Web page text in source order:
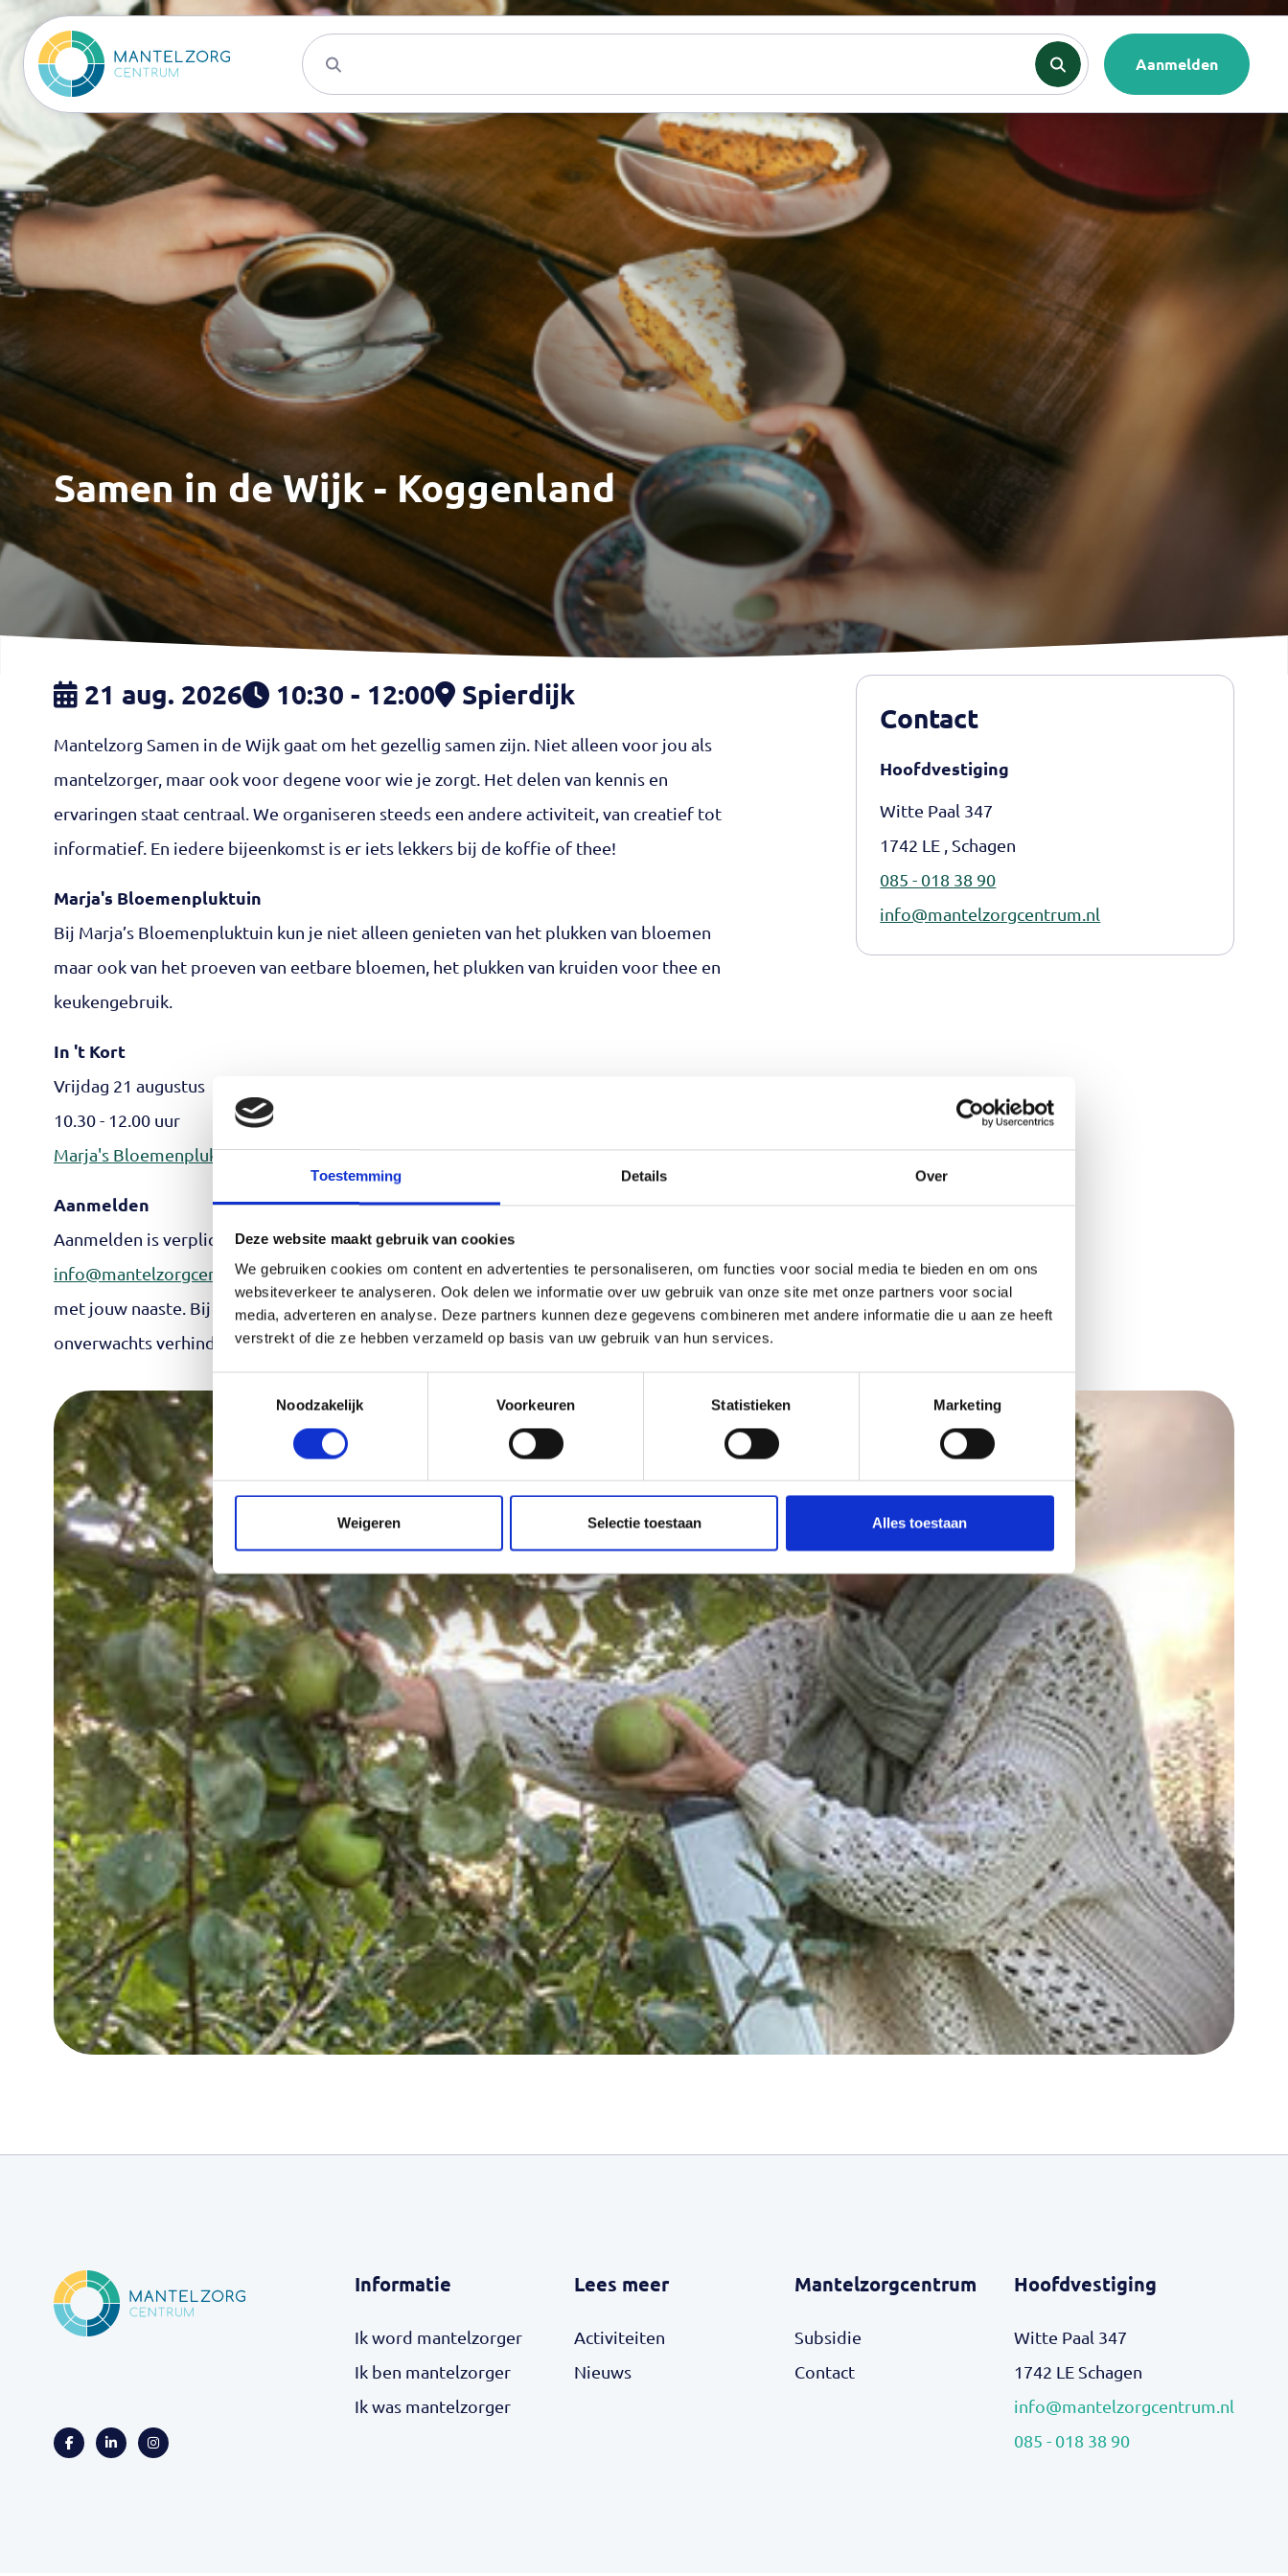
Toestemming Details Over
Deze website maakt gebruik van cookies
We gebruiken cookies om content en advertenties te personaliseren, om functies voor social media te bieden en om ons
websiteverkeer te analyseren. Ook delen we informatie over uw gebruik van onze site met onze partners voor social
media, adverteren en analyse. Deze partners kunnen deze gegevens combineren met andere informatie die u aan ze heeft
verstrekt of die ze hebben verzameld op basis van uw gebruik van hun services.
Noodzakelijk
Voorkeuren Statistieken Marketing
Weigeren Selectie toestaan Alles toestaan
Aanmelden
Samen in de Wijk - Koggenland
21 aug. 2026 10:30 - 12:00 Spierdijk
Mantelzorg Samen in de Wijk gaat om het gezellig samen zijn. Niet alleen voor jou als
mantelzorger, maar ook voor degene voor wie je zorgt. Het delen van kennis en
ervaringen staat centraal. We organiseren steeds een andere activiteit, van creatief tot
informatief. En iedere bijeenkomst is er iets lekkers bij de koffie of thee!
Marja's Bloemenpluktuin
Bij Marja’s Bloemenpluktuin kun je niet alleen genieten van het plukken van bloemen
maar ook van het proeven van eetbare bloemen, het plukken van kruiden voor thee en
keukengebruik.
In 't Kort
Vrijdag 21 augustus
10.30 - 12.00 uur
Marja's Bloemenpluktuin, Noord-Spierdijkerweg 203, Spierdijk
Aanmelden
Aanmelden is verplicht. Meld je per activiteit aan of alle activiteiten ineen. Dat kan via
info@mantelzorgcentrum.nlof 085 - 018 38 90. Geef aan of je alleen komt of samen
met jouw naaste. Bij aanmelding verwachten we dat je daadwerkelijk komt. Ben je
onverwachts verhinderd? Meld je dan op tijd af.
Contact
Hoofdvestiging
Witte Paal 347
1742 LE , Schagen
085 - 018 38 90
info@mantelzorgcentrum.nl
Informatie
Ik word mantelzorger
Ik ben mantelzorger
Ik was mantelzorger
Lees meer
Activiteiten
Nieuws
Mantelzorgcentrum
Subsidie
Contact
Hoofdvestiging
Witte Paal 347
1742 LE Schagen
info@mantelzorgcentrum.nl
085 - 018 38 90